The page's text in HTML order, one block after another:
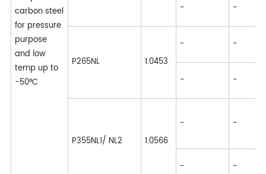
carbon steel
for pressure
purpose
and low
temp up to
-50°C
- -
P265NL 1.0453
- -
- -
P355NL1/ NL2 1.0566
- -
- -